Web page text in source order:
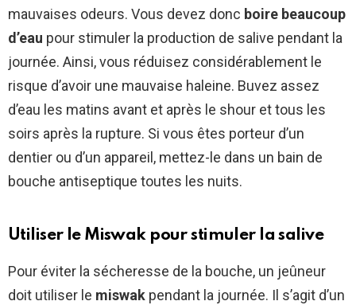
mauvaises odeurs. Vous devez donc boire beaucoup
d’eau pour stimuler la production de salive pendant la
journée. Ainsi, vous réduisez considérablement le
risque d’avoir une mauvaise haleine. Buvez assez
d’eau les matins avant et après le shour et tous les
soirs après la rupture. Si vous êtes porteur d’un
dentier ou d’un appareil, mettez-le dans un bain de
bouche antiseptique toutes les nuits.
Utiliser le Miswak pour stimuler la salive
Pour éviter la sécheresse de la bouche, un jeûneur
doit utiliser le miswak pendant la journée. Il s’agit d’un